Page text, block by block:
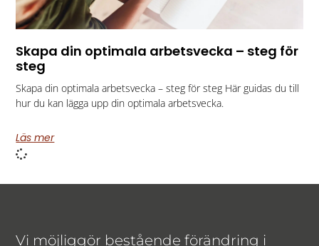
Skapa din optimala arbetsvecka – steg för
steg
Skapa din optimala arbetsvecka – steg för steg Här guidas du till
hur du kan lägga upp din optimala arbetsvecka.
Läs mer
Vi möjliggör bestående förändring i